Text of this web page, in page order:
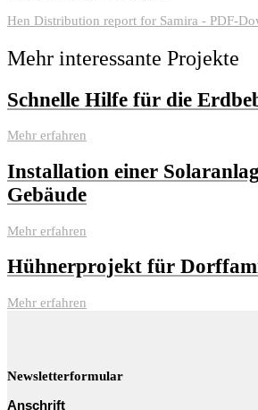
Hen Distribution report for Samira - PDF-
Mehr interessante Projekte
Schnelle Hilfe für die
Mehr erfahren
Installation einer
Gebäude
Mehr erfahren
Hühnerprojekt für
Mehr erfahren
Newsletterformular
Anschrift